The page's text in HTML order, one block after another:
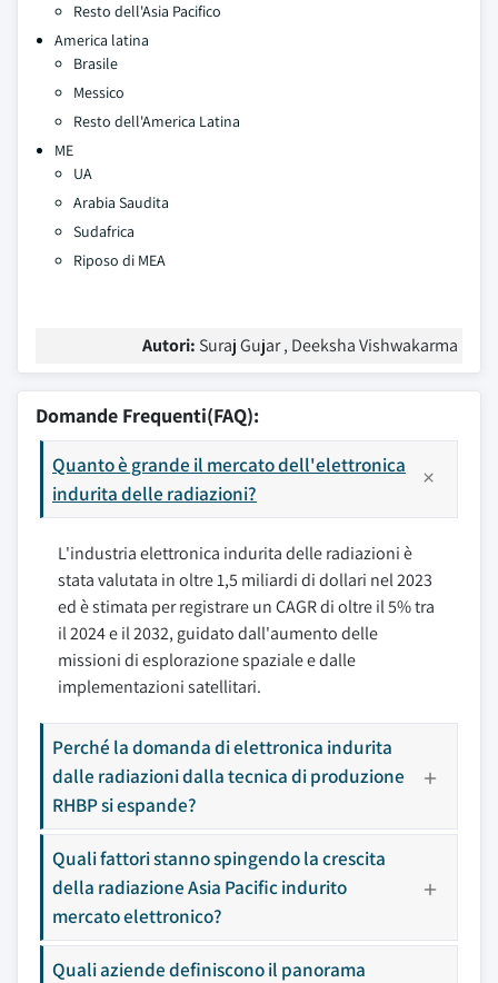
Resto dell'Asia Pacifico
America latina
Brasile
Messico
Resto dell'America Latina
ME
UA
Arabia Saudita
Sudafrica
Riposo di MEA
Autori: Suraj Gujar , Deeksha Vishwakarma
Domande Frequenti(FAQ):
Quanto è grande il mercato dell'elettronica
indurita delle radiazioni?
L'industria elettronica indurita delle radiazioni è
stata valutata in oltre 1,5 miliardi di dollari nel 2023
ed è stimata per registrare un CAGR di oltre il 5% tra
il 2024 e il 2032, guidato dall'aumento delle
missioni di esplorazione spaziale e dalle
implementazioni satellitari.
Perché la domanda di elettronica indurita
dalle radiazioni dalla tecnica di produzione
RHBP si espande?
Quali fattori stanno spingendo la crescita
della radiazione Asia Pacific indurito
mercato elettronico?
Quali aziende definiscono il panorama